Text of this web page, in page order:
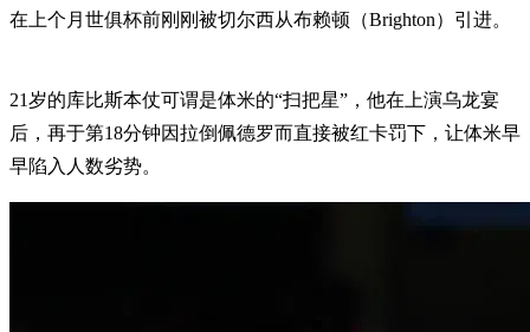
在上个月世俱杯前刚刚被切尔西从布赖顿（Brighton）引进。
21岁的库比斯本仗可谓是体米的“扫把星”，他在上演乌龙宴
后，再于第18分钟因拉倒佩德罗而直接被红卡罚下，让体米早
早陷入人数劣势。